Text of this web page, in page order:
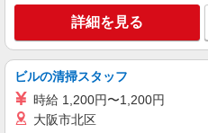
ヶ月 ※経験・能力による
180000 円 〜
■ソフトバン
屋郡粕屋町 大
ル福岡1階059‐A
正社員
詳細を見る
ビルの清掃スタッフ
時給 1,200円〜1,200円
大阪市北区